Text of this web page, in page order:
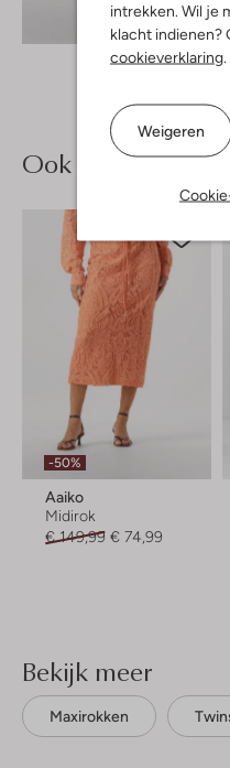
intrekken. Wil je
klacht indienen?
cookieverklaring.
Weigeren
Ontdek de look
Ook iets voor jou?
-50%
Aaiko
Midirok
€ 149,99 € 74,99
Bekijk meer
Maxirokken